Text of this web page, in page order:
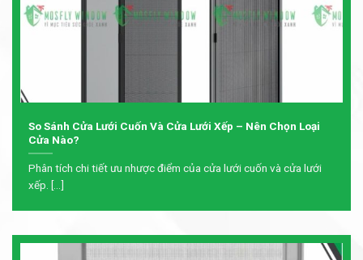
So Sánh Cửa Lưới Cuốn Và Cửa Lưới Xếp – Nên Chọn Loại
Cửa Nào?
Phân tích chi tiết ưu nhược điểm của cửa lưới cuốn và cửa lưới
xếp. [...]